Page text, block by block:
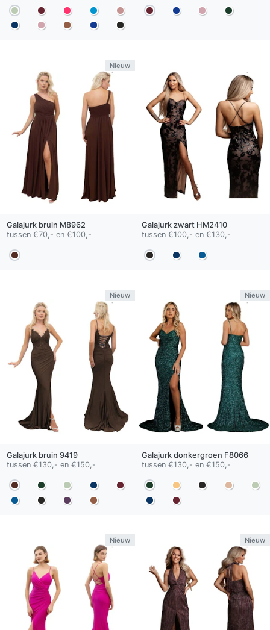
Nieuw
Galajurk bruin M8962
tussen €70,- en €100,-
Galajurk zwartHM2410
tussen €100,- en €130,-
Nieuw
Galajurk bruin 9419
tussen €130,- en €150,-
Nieuw
Galajurk donkergroen F8066
tussen €130,- en €150,-
Nieuw Nieuw